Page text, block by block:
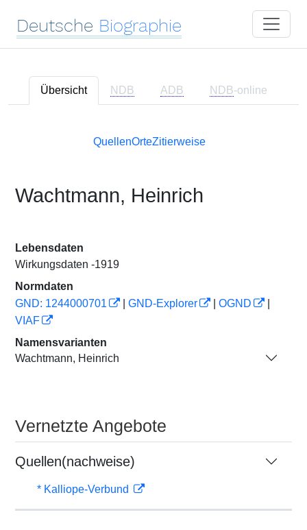
Deutsche Biographie
Übersicht NDB ADB NDB-online
QuellenOrteZitierweise
Wachtmann, Heinrich
Lebensdaten
Wirkungsdaten -1919
Normdaten
GND: 1244000701
GND-Explorer OGND
VIAF
Namensvarianten
Wachtmann, Heinrich
Vernetzte Angebote
Quellen(nachweise)
* Kalliope-Verbund